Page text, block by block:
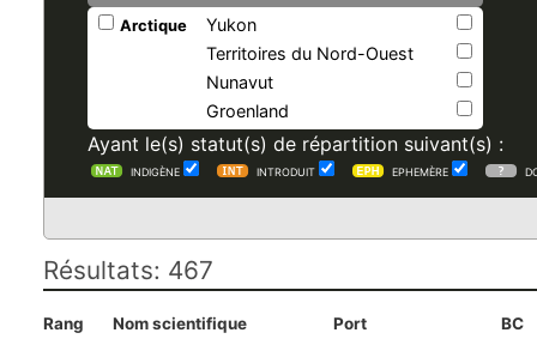
Arctique
Yukon
Territoires du Nord-Ouest
Nunavut
Groenland
Ayant le(s) statut(s) de répartition suivant(s) :
INDIGÈNE INTRODUIT EPHEMÈRE
Résultats: 467
Rang Nom scientifique Port BC